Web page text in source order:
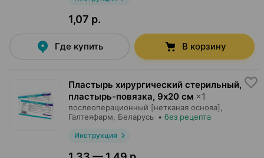
1,07 р.
Где купить В корзину
Пластырь хирургический стерильный,
пластырь-повязка, 9х20 см ×1
послеоперационный [нетканая основа],
Галтеяфарм , Беларусь • без рецепта
Инструкция